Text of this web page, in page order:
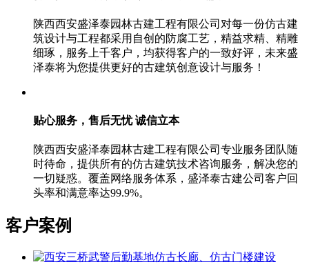
陕西西安盛泽泰园林古建工程有限公司对每一份仿古建
筑设计与工程都采用自创的防腐工艺，精益求精、精雕
细琢，服务上千客户，均获得客户的一致好评，未来盛
泽泰将为您提供更好的古建筑创意设计与服务！
贴心服务，售后无忧诚信立本
陕西西安盛泽泰园林古建工程有限公司专业服务团队随
时待命，提供所有的仿古建筑技术咨询服务，解决您的
一切疑惑。覆盖网络服务体系，盛泽泰古建公司客户回
头率和满意率达99.9%。
客户案例